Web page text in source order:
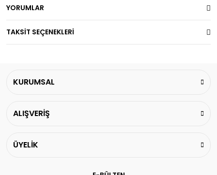
YORUMLAR
TAKSİT SEÇENEKLERİ
KURUMSAL
ALIŞVERİŞ
ÜYELİK